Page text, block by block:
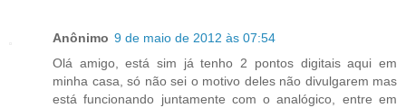
Anônimo 9 de maio de 2012 às 07:54
Olá amigo, está sim já tenho 2 pontos digitais aqui em
minha casa, só não sei o motivo deles não divulgarem mas
está funcionando juntamente com o analógico, entre em